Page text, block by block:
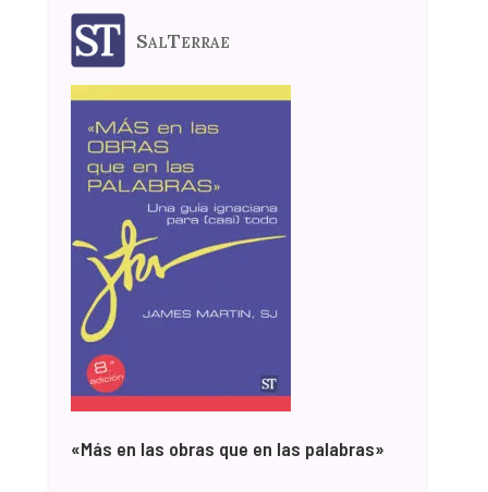
SalTerrae
«Más en las obras que en las palabras»